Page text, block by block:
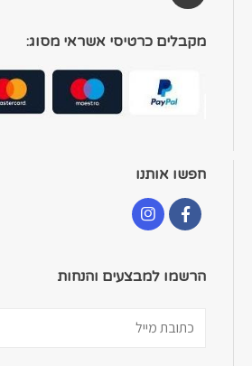
מקבלים כרטיסי אשראי מסוג:
חפשו אותנו
הרשמו למבצעים והנחות